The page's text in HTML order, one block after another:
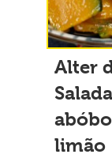
Alter
limão